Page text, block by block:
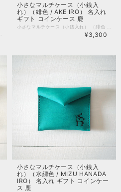
小さなマルチケース（小銭入
れ）（緋色 / AKE IRO） 名入れ
ギフト コインケース 鹿
¥3,300
小さなマルチケース（小銭入
れ）（水縹色 / MIZU HANADA
IRO） 名入れ ギフト コインケー
ス 鹿